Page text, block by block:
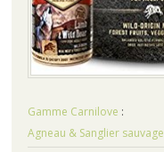
Gamme Carnilove :
Agneau & Sanglier sauvage